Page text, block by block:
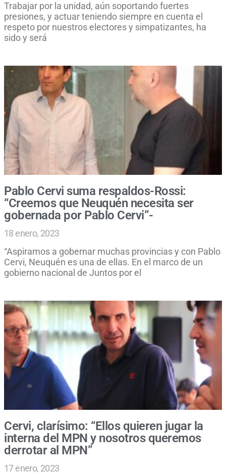
Trabajar por la unidad, aún soportando fuertes
presiones, y actuar teniendo siempre en cuenta el
respeto por nuestros electores y simpatizantes, ha
sido y será
Pablo Cervi suma respaldos-Rossi:
“Creemos que Neuquén necesita ser
gobernada por Pablo Cervi”-
18 enero, 2023
“Aspiramos a gobernar muchas provincias y con Pablo
Cervi, Neuquén es una de ellas. En el marco de un
gobierno nacional de Juntos por el
Cervi, clarísimo: “Ellos quieren jugar la
interna del MPN y nosotros queremos
derrotar al MPN”
17 enero, 2023